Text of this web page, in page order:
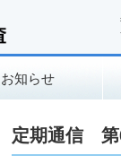
お知らせ
定期通信 第